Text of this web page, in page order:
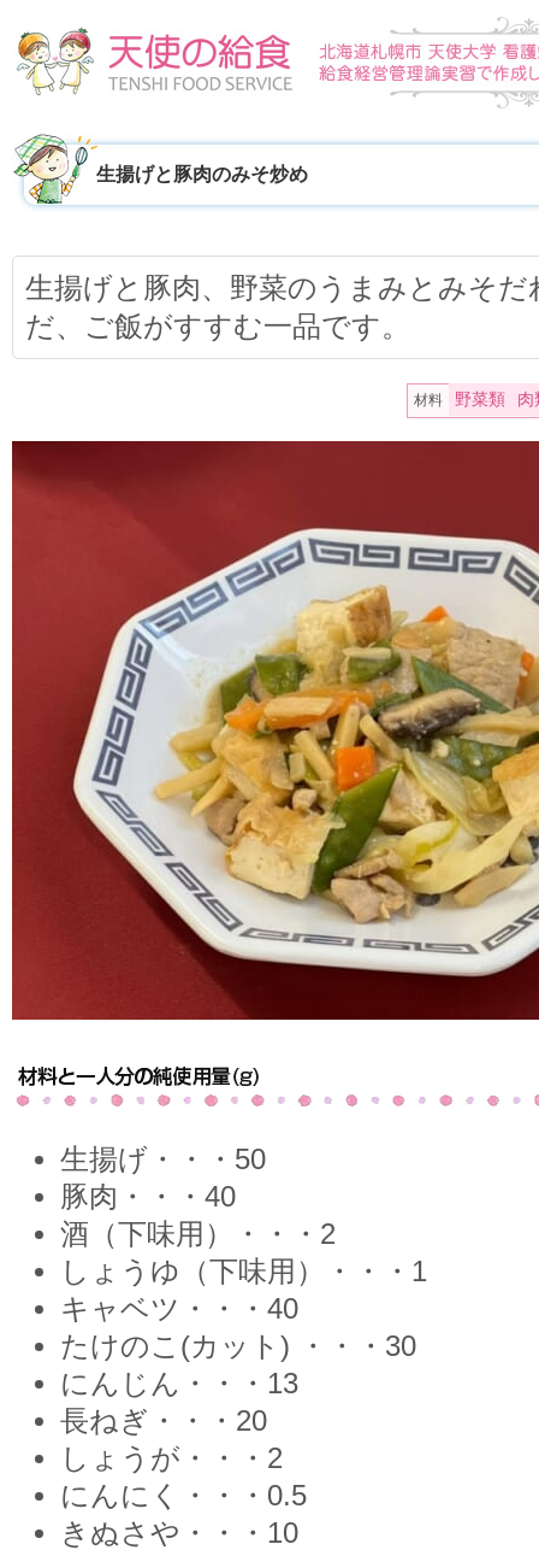
生揚げと豚肉のみそ炒め
生揚げと豚肉、野菜のうまみとみそ
だ、ご飯がすすむ一品です。
材料 野菜類 肉
生揚げ・・・50
豚肉・・・40
酒（下味用）・・・2
しょうゆ（下味用）・・・1
キャベツ・・・40
たけのこ(カット) ・・・30
にんじん・・・13
長ねぎ・・・20
しょうが・・・2
にんにく・・・0.5
きぬさや・・・10